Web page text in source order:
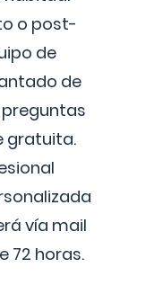
o post-
de
de
preguntas
gratuita.
vía mail
72 horas.